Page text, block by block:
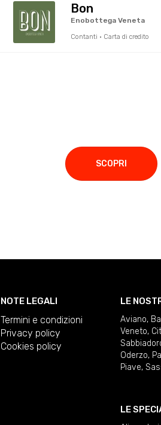
Bon
Enobottega Veneta
Contanti · Carta di credito
SCOPRI
NOTE LEGALI
Termini e condizioni
Privacy policy
Cookies policy
LE
Aviano,
Veneto,
Oderzo,
Piave,
LE